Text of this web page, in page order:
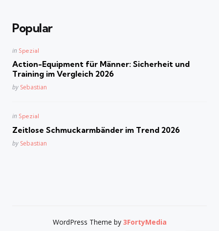
Popular
Posted
in Spezial
Action-Equipment für Männer: Sicherheit und
Training im Vergleich 2026
Posted
by Sebastian
Posted
in Spezial
Zeitlose Schmuckarmbänder im Trend 2026
Posted
by Sebastian
WordPress Theme by 3FortyMedia